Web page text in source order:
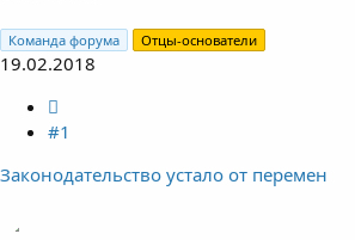
Команда форума Отцы-основатели
19.02.2018
#1
Законодательство устало от перемен